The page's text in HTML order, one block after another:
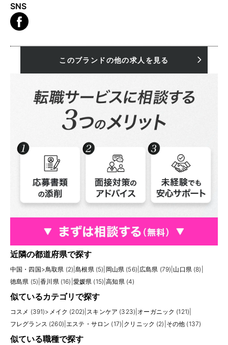
SNS
このブランドの他の求人を見る
近隣の都道府県で探す
中国・四国>鳥取県 (2) |島根県 (5) 岡山県 (56) 広島県 (79) 山口県 (8)
徳島県 (5) |香川県 (16) 愛媛県 (15) |高知県 (4)
似ているカテゴリで探す
コスメ (391)> メイク (202) スキンケア (323) オーガニック (121)
フレグランス (260) |エステ・サロン (17) クリニック (2) その他 (137)
似ている職種で探す